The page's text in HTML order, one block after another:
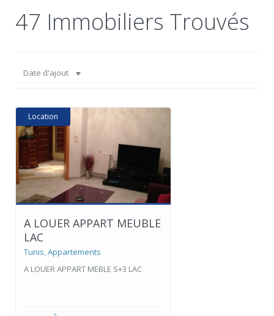
47 Immobiliers Trouvés
Date d'ajout
Location
A LOUER APPART MEUBLE
LAC
Tunis,Appartements
A LOUER APPART MEBLE S+3 LAC